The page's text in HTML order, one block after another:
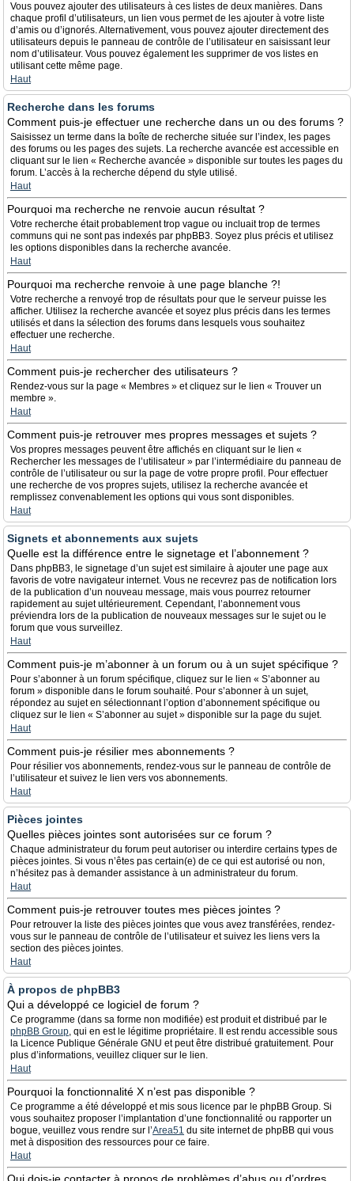
Vous pouvez ajouter des utilisateurs à ces listes de deux manières. Dans
chaque profil d’utilisateurs, un lien vous permet de les ajouter à votre liste
d’amis ou d’ignorés. Alternativement, vous pouvez ajouter directement des
utilisateurs depuis le panneau de contrôle de l’utilisateur en saisissant leur
nom d’utilisateur. Vous pouvez également les supprimer de vos listes en
utilisant cette même page.
Haut
Recherche dans les forums
Comment puis-je effectuer une recherche dans un ou des forums ?
Saisissez un terme dans la boîte de recherche située sur l’index, les pages
des forums ou les pages des sujets. La recherche avancée est accessible en
cliquant sur le lien « Recherche avancée » disponible sur toutes les pages du
forum. L’accès à la recherche dépend du style utilisé.
Haut
Pourquoi ma recherche ne renvoie aucun résultat ?
Votre recherche était probablement trop vague ou incluait trop de termes
communs qui ne sont pas indexés par phpBB3. Soyez plus précis et utilisez
les options disponibles dans la recherche avancée.
Haut
Pourquoi ma recherche renvoie à une page blanche ?!
Votre recherche a renvoyé trop de résultats pour que le serveur puisse les
afficher. Utilisez la recherche avancée et soyez plus précis dans les termes
utilisés et dans la sélection des forums dans lesquels vous souhaitez
effectuer une recherche.
Haut
Comment puis-je rechercher des utilisateurs ?
Rendez-vous sur la page « Membres » et cliquez sur le lien « Trouver un
membre ».
Haut
Comment puis-je retrouver mes propres messages et sujets ?
Vos propres messages peuvent être affichés en cliquant sur le lien «
Rechercher les messages de l’utilisateur » par l’intermédiaire du panneau de
contrôle de l’utilisateur ou sur la page de votre propre profil. Pour effectuer
une recherche de vos propres sujets, utilisez la recherche avancée et
remplissez convenablement les options qui vous sont disponibles.
Haut
Signets et abonnements aux sujets
Quelle est la différence entre le signetage et l’abonnement ?
Dans phpBB3, le signetage d’un sujet est similaire à ajouter une page aux
favoris de votre navigateur internet. Vous ne recevrez pas de notification lors
de la publication d’un nouveau message, mais vous pourrez retourner
rapidement au sujet ultérieurement. Cependant, l’abonnement vous
préviendra lors de la publication de nouveaux messages sur le sujet ou le
forum que vous surveillez.
Haut
Comment puis-je m’abonner à un forum ou à un sujet spécifique ?
Pour s’abonner à un forum spécifique, cliquez sur le lien « S’abonner au
forum » disponible dans le forum souhaité. Pour s’abonner à un sujet,
répondez au sujet en sélectionnant l’option d’abonnement spécifique ou
cliquez sur le lien « S’abonner au sujet » disponible sur la page du sujet.
Haut
Comment puis-je résilier mes abonnements ?
Pour résilier vos abonnements, rendez-vous sur le panneau de contrôle de
l’utilisateur et suivez le lien vers vos abonnements.
Haut
Pièces jointes
Quelles pièces jointes sont autorisées sur ce forum ?
Chaque administrateur du forum peut autoriser ou interdire certains types de
pièces jointes. Si vous n’êtes pas certain(e) de ce qui est autorisé ou non,
n’hésitez pas à demander assistance à un administrateur du forum.
Haut
Comment puis-je retrouver toutes mes pièces jointes ?
Pour retrouver la liste des pièces jointes que vous avez transférées, rendez-
vous sur le panneau de contrôle de l’utilisateur et suivez les liens vers la
section des pièces jointes.
Haut
À propos de phpBB3
Qui a développé ce logiciel de forum ?
Ce programme (dans sa forme non modifiée) est produit et distribué par le
phpBB Group, qui en est le légitime propriétaire. Il est rendu accessible sous
la Licence Publique Générale GNU et peut être distribué gratuitement. Pour
plus d’informations, veuillez cliquer sur le lien.
Haut
Pourquoi la fonctionnalité X n’est pas disponible ?
Ce programme a été développé et mis sous licence par le phpBB Group. Si
vous souhaitez proposer l’implantation d’une fonctionnalité ou rapporter un
bogue, veuillez vous rendre sur l’Area51 du site internet de phpBB qui vous
met à disposition des ressources pour ce faire.
Haut